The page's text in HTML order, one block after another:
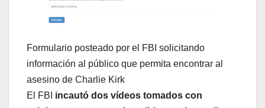
Formulario posteado por el FBI solicitando
información al público que permita encontrar al
asesino de Charlie Kirk
El FBI incautó dos vídeos tomados con